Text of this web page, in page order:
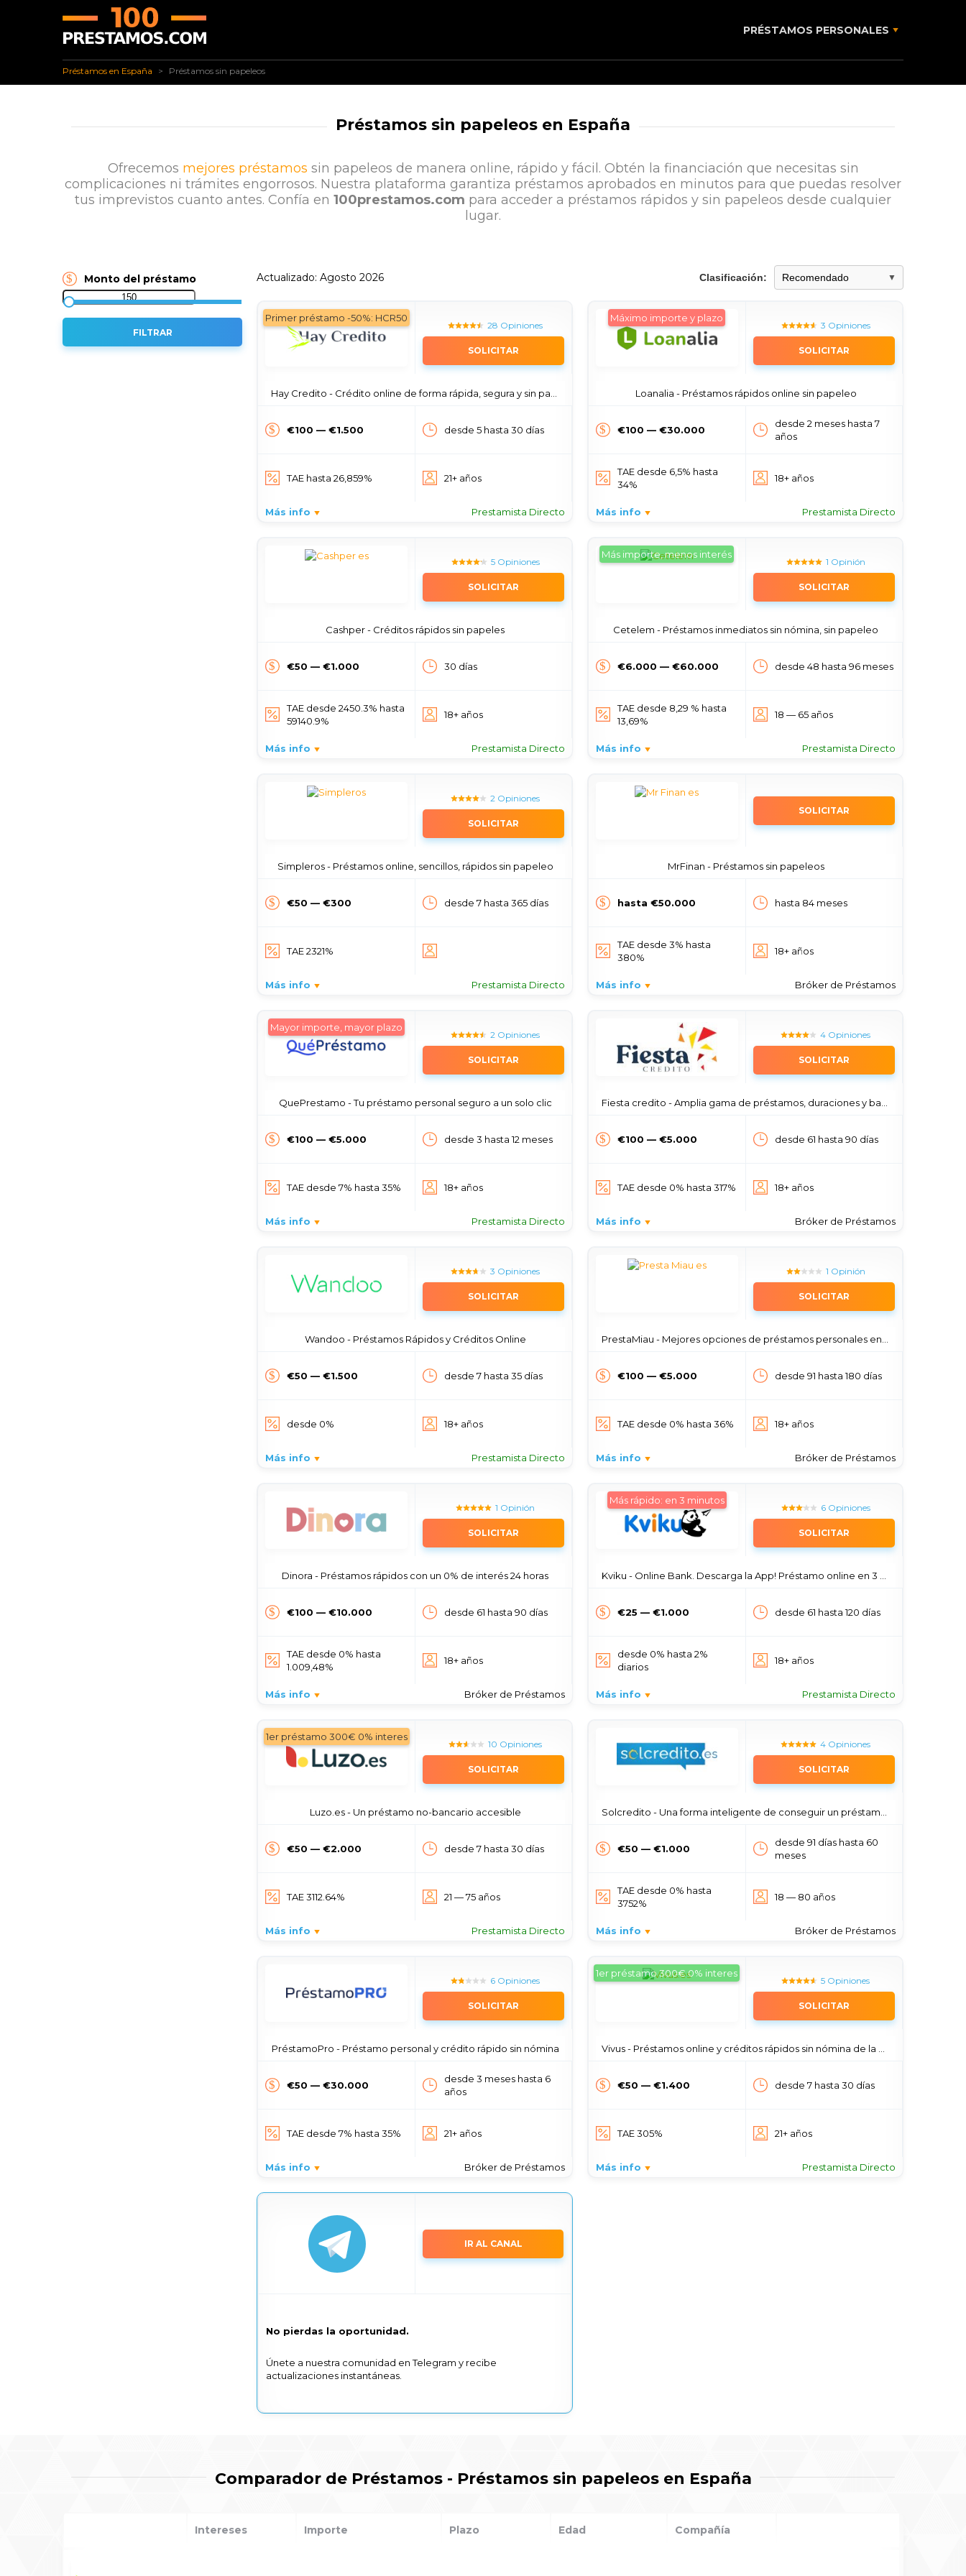
PRÉSTAMOS PERSONALES
✅ Préstamos en España
Préstamos en España Préstamos sin papeleos
Préstamos sin papeleos
Préstamos sin papeleos en España
Ofrecemos mejores préstamos sin papeleos de manera online, rápido y fácil. Obtén la financiación que necesitas sin
complicaciones ni trámites engorrosos. Nuestra plataforma garantiza préstamos aprobados en minutos para que puedas resolver
tus imprevistos cuanto antes. Confía en 100prestamos.com para acceder a préstamos rápidos y sin papeleos desde cualquier
lugar.
Monto del préstamo
FILTRAR
Actualizado: Agosto 2026 Clasificación:
Primer préstamo -50%: HCR50
28 Opiniones
SOLICITAR
Hay Credito - Crédito online de forma rápida, segura y sin papeleo
€100 — €1.500 desde 5 hasta 30 días
TAE hasta 26,859% 21+ años
Más info Prestamista Directo
Máximo importe y plazo
3 Opiniones
SOLICITAR
Loanalia - Préstamos rápidos online sin papeleo
€100 — €30.000
desde 2 meses hasta 7
años
TAE desde 6,5% hasta
34%
18+ años
Más info Prestamista Directo
5 Opiniones
SOLICITAR
Cashper - Créditos rápidos sin papeles
€50 — €1.000 30 días
TAE desde 2450.3% hasta
59140.9%
18+ años
Más info Prestamista Directo
Más importe, menos interés
1 Opinión
SOLICITAR
Cetelem - Préstamos inmediatos sin nómina, sin papeleo
€6.000 — €60.000 desde 48 hasta 96 meses
TAE desde 8,29 % hasta
13,69%
18 — 65 años
Más info Prestamista Directo
2 Opiniones
SOLICITAR
Simpleros - Préstamos online, sencillos, rápidos sin papeleo
€50 — €300 desde 7 hasta 365 días
TAE 2321%
Más info Prestamista Directo
SOLICITAR
MrFinan - Préstamos sin papeleos
hasta €50.000 hasta 84 meses
TAE desde 3% hasta
380%
18+ años
Más info Bróker de Préstamos
Mayor importe, mayor plazo
2 Opiniones
SOLICITAR
QuePrestamo - Tu préstamo personal seguro a un solo clic
€100 — €5.000 desde 3 hasta 12 meses
TAE desde 7% hasta 35% 18+ años
Más info Prestamista Directo
4 Opiniones
SOLICITAR
Fiesta credito - Amplia gama de préstamos, duraciones y bajas tasas de interés
€100 — €5.000 desde 61 hasta 90 días
TAE desde 0% hasta 317% 18+ años
Más info Bróker de Préstamos
3 Opiniones
SOLICITAR
Wandoo - Préstamos Rápidos y Créditos Online
€50 — €1.500 desde 7 hasta 35 días
desde 0% 18+ años
Más info Prestamista Directo
1 Opinión
SOLICITAR
PrestaMiau - Mejores opciones de préstamos personales en España
€100 — €5.000 desde 91 hasta 180 días
TAE desde 0% hasta 36% 18+ años
Más info Bróker de Préstamos
1 Opinión
SOLICITAR
Dinora - Préstamos rápidos con un 0% de interés 24 horas
€100 — €10.000 desde 61 hasta 90 días
TAE desde 0% hasta
1.009,48%
18+ años
Más info Bróker de Préstamos
Más rápido: en 3 minutos
6 Opiniones
SOLICITAR
Kviku - Online Bank. Descarga la App! Préstamo online en 3 minutos.
€25 — €1.000 desde 61 hasta 120 días
desde 0% hasta 2%
diarios
18+ años
Más info Prestamista Directo
1er préstamo 300€ 0% interes
10 Opiniones
SOLICITAR
Luzo.es - Un préstamo no-bancario accesible
€50 — €2.000 desde 7 hasta 30 días
TAE 3112.64% 21 — 75 años
Más info Prestamista Directo
4 Opiniones
SOLICITAR
Solcredito - Una forma inteligente de conseguir un préstamo online 24 horas
€50 — €1.000
desde 91 días hasta 60
meses
TAE desde 0% hasta
3752%
18 — 80 años
Más info Bróker de Préstamos
6 Opiniones
SOLICITAR
PréstamoPro - Préstamo personal y crédito rápido sin nómina
€50 — €30.000
desde 3 meses hasta 6
años
TAE desde 7% hasta 35% 21+ años
Más info Bróker de Préstamos
1er préstamo 300€ 0% interes
5 Opiniones
SOLICITAR
Vivus - Préstamos online y créditos rápidos sin nómina de la App
€50 — €1.400 desde 7 hasta 30 días
TAE 305% 21+ años
Más info Prestamista Directo
IR AL CANAL
No pierdas la oportunidad.
Únete a nuestra comunidad en Telegram y recibe
actualizaciones instantáneas.
Comparador de Préstamos - Préstamos sin papeleos en España
Intereses Importe Plazo Edad Compañía